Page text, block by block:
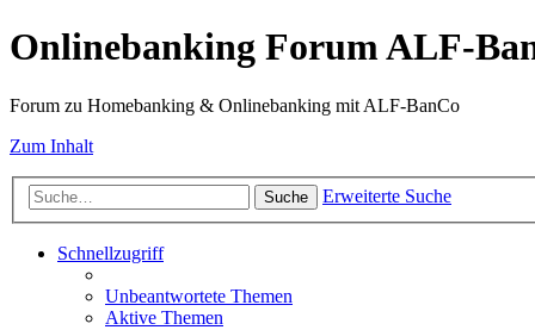
Onlinebanking Forum ALF-
Forum zu Homebanking & Onlinebanking mit ALF-BanCo
Zum Inhalt
Suche Erweiterte Suche
Schnellzugriff
Unbeantwortete Themen
Aktive Themen